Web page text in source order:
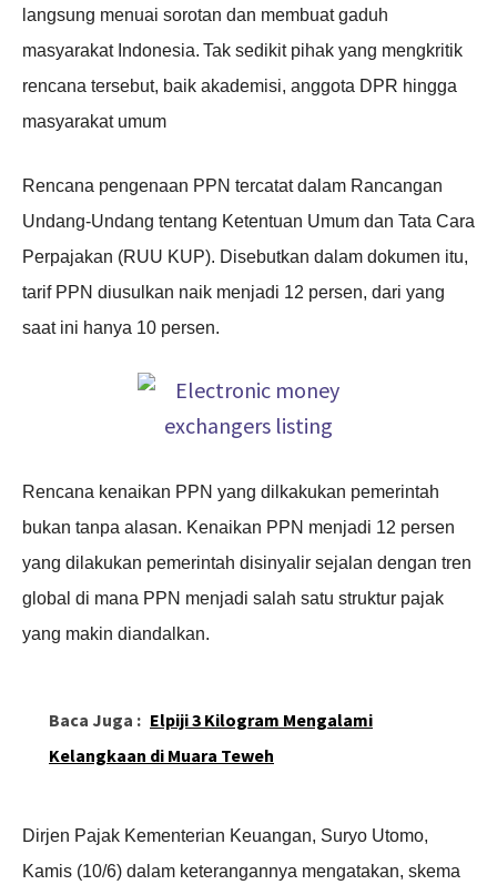
langsung menuai sorotan dan membuat gaduh
masyarakat Indonesia. Tak sedikit pihak yang mengkritik
rencana tersebut, baik akademisi, anggota DPR hingga
masyarakat umum
Rencana pengenaan PPN tercatat dalam Rancangan
Undang-Undang tentang Ketentuan Umum dan Tata Cara
Perpajakan (RUU KUP). Disebutkan dalam dokumen itu,
tarif PPN diusulkan naik menjadi 12 persen, dari yang
saat ini hanya 10 persen.
Rencana kenaikan PPN yang dilkakukan pemerintah
bukan tanpa alasan. Kenaikan PPN menjadi 12 persen
yang dilakukan pemerintah disinyalir sejalan dengan tren
global di mana PPN menjadi salah satu struktur pajak
yang makin diandalkan.
Baca Juga : Elpiji 3 Kilogram Mengalami
Kelangkaan di Muara Teweh
Dirjen Pajak Kementerian Keuangan, Suryo Utomo,
Kamis (10/6) dalam keterangannya mengatakan, skema